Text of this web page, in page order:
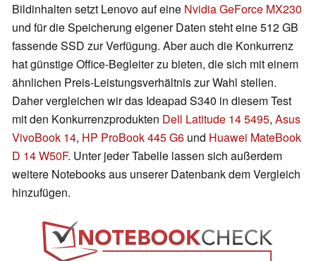
Bildinhalten setzt Lenovo auf eine Nvidia GeForce MX230
und für die Speicherung eigener Daten steht eine 512 GB
fassende SSD zur Verfügung. Aber auch die Konkurrenz
hat günstige Office-Begleiter zu bieten, die sich mit einem
ähnlichen Preis-Leistungsverhältnis zur Wahl stellen.
Daher vergleichen wir das Ideapad S340 in diesem Test
mit den Konkurrenzprodukten Dell Latitude 14 5495, Asus
VivoBook 14, HP ProBook 445 G6 und Huawei MateBook
D 14 W50F. Unter jeder Tabelle lassen sich außerdem
weitere Notebooks aus unserer Datenbank dem Vergleich
hinzufügen.